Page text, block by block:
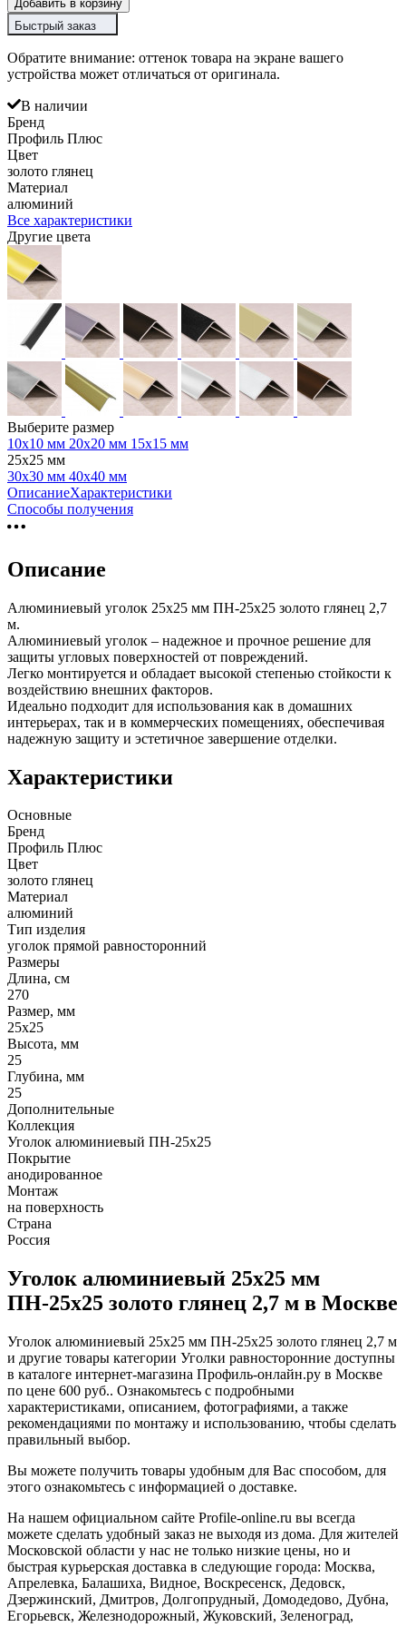
Добавить в корзину
Быстрый заказ
Обратите внимание: оттенок товара на экране вашего
устройства может отличаться от оригинала.
В наличии
Бренд
Профиль Плюс
Цвет
золото глянец
Материал
алюминий
Все характеристики
Другие цвета
Выберите размер
10х10 мм 20х20 мм 15х15 мм
25х25 мм
30х30 мм 40х40 мм
ОписаниеХарактеристики
Способы получения
Описание
Алюминиевый уголок 25х25 мм ПН-25х25 золото глянец 2,7
м.
Алюминиевый уголок – надежное и прочное решение для
защиты угловых поверхностей от повреждений.
Легко монтируется и обладает высокой степенью стойкости к
воздействию внешних факторов.
Идеально подходит для использования как в домашних
интерьерах, так и в коммерческих помещениях, обеспечивая
надежную защиту и эстетичное завершение отделки.
Характеристики
Основные
Бренд
Профиль Плюс
Цвет
золото глянец
Материал
алюминий
Тип изделия
уголок прямой равносторонний
Размеры
Длина, см
270
Размер, мм
25х25
Высота, мм
25
Глубина, мм
25
Дополнительные
Коллекция
Уголок алюминиевый ПН-25х25
Покрытие
анодированное
Монтаж
на поверхность
Страна
Россия
Уголок алюминиевый 25х25 мм
ПН-25х25 золото глянец 2,7 м в Москве
Уголок алюминиевый 25х25 мм ПН-25х25 золото глянец 2,7 м
и другие товары категории Уголки равносторонние доступны
в каталоге интернет-магазина Профиль-онлайн.ру в Москве
по цене 600 руб.. Ознакомьтесь с подробными
характеристиками, описанием, фотографиями, а также
рекомендациями по монтажу и использованию, чтобы сделать
правильный выбор.
Вы можете получить товары удобным для Вас способом, для
этого ознакомьтесь с информацией о доставке.
На нашем официальном сайте Profile-online.ru вы всегда
можете сделать удобный заказ не выходя из дома. Для жителей
Московской области у нас не только низкие цены, но и
быстрая курьерская доставка в следующие города: Москва,
Апрелевка, Балашиха, Видное, Воскресенск, Дедовск,
Дзержинский, Дмитров, Долгопрудный, Домодедово, Дубна,
Егорьевск, Железнодорожный, Жуковский, Зеленоград,